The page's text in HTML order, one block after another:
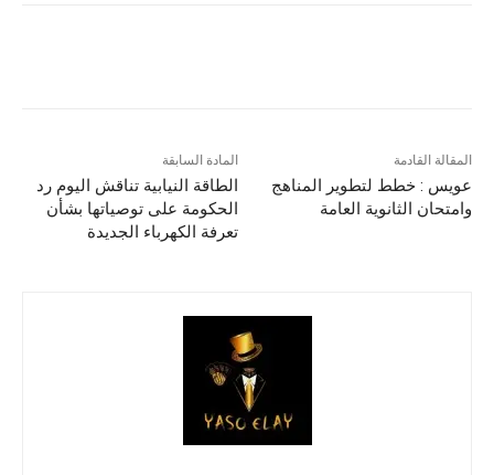
المادة السابقة
الطاقة النيابية تناقش اليوم رد
الحكومة على توصياتها بشأن
تعرفة الكهرباء الجديدة
المقالة القادمة
عويس : خطط لتطوير المناهج
وامتحان الثانوية العامة